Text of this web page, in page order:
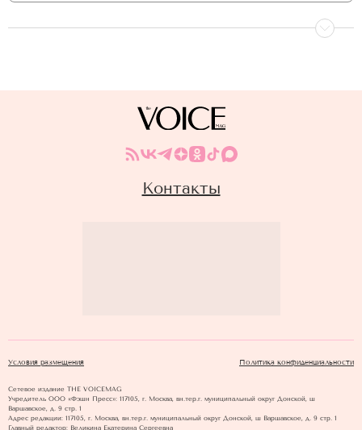
Контакты
Условия размещения Политика конфиденциальности
Сетевое издание THE VOICEMAG
Учредитель ООО «Фэшн Пресс»: 117105, г. Москва, вн.тер.г. муниципальный округ Донской, ш
Варшавское, д. 9 стр. 1
Адрес редакции: 117105, г. Москва, вн.тер.г. муниципальный округ Донской, ш Варшавское, д. 9 стр. 1
Главный редактор: Великина Екатерина Сергеевна